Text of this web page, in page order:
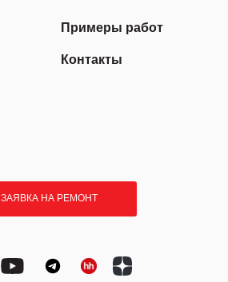
Примеры работ
Контакты
ЗАЯВКА НА РЕМОНТ